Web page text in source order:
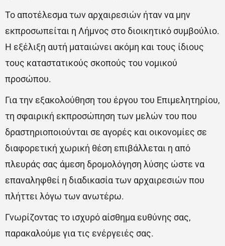
Το αποτέλεσμα των αρχαιρεσιών ήταν να μην
εκπροσωπείται η Λήμνος στο διοικητικό συμβούλιο.
Η εξέλιξη αυτή ματαιώνει ακόμη και τους ίδιους
τους καταστατικούς σκοπούς του νομικού
προσώπου.
Για την εξακολούθηση του έργου του Επιμελητηρίου,
τη σφαιρική εκπροσώπηση των μελών του που
δραστηριοποιούνται σε αγορές και οικονομίες σε
διαφορετική χωρική θέση επιβάλλεται η από
πλευράς σας άμεση δρομολόγηση λύσης ώστε να
επαναληφθεί η διαδικασία των αρχαιρεσιών που
πλήττει λόγω των ανωτέρω.
Γνωρίζοντας το ισχυρό αίσθημα ευθύνης σας,
παρακαλούμε για τις ενέργειές σας.